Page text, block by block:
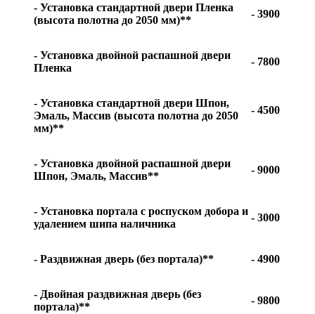
- Установка стандартной двери Пленка
(высота полотна до 2050 мм)**
- 3900
- Установка двойной распашной двери
Пленка
- 7800
- Установка стандартной двери Шпон,
Эмаль, Массив (высота полотна до 2050
мм)**
- 4500
- Установка двойной распашной двери
Шпон, Эмаль, Массив**
- 9000
- Установка портала с роспуском добора и
удалением шипа наличника
- 3000
- Раздвижная дверь (без портала)** - 4900
- Двойная раздвижная дверь (без
портала)**
- 9800